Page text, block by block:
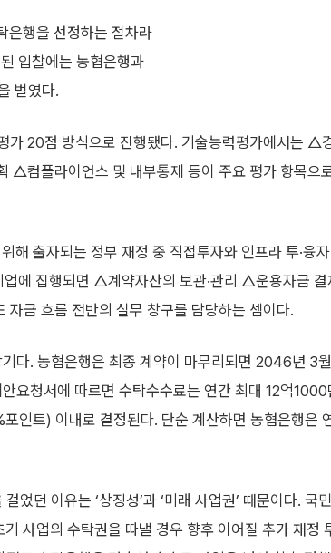
은행을 선정하는 절차라
입찰에는 농협은행과
벌였다.
20점 방식으로 진행됐다. 기술능력평가에서는 △
△컴플라이언스 및 내부통제 등이 주요 평가 항목으
해 출자되는 정부 재정 중 직접투자와 인프라 투·융
에 집행되면 △계약자산의 보관·관리 △운용자금
자금 흐름 전반의 실무 창구를 담당하는 셈이다.
다. 농협은행은 최종 계약이 마무리되면 2046년 3
요청서에 따르면 수탁수수료는 연간 최대 12억1000
인트) 이내로 결정된다. 단순 계산하면 농협은행은
었던 이유는 ‘상징성’과 ‘미래 사업권’ 때문이다. 국
사업의 수탁권을 따낼 경우 향후 이어질 추가 재정